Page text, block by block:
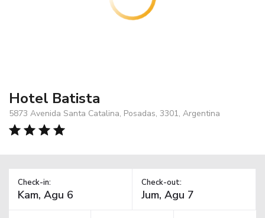
Hotel Batista
5873 Avenida Santa Catalina, Posadas, 3301, Argentina
Check-in: Check-out: